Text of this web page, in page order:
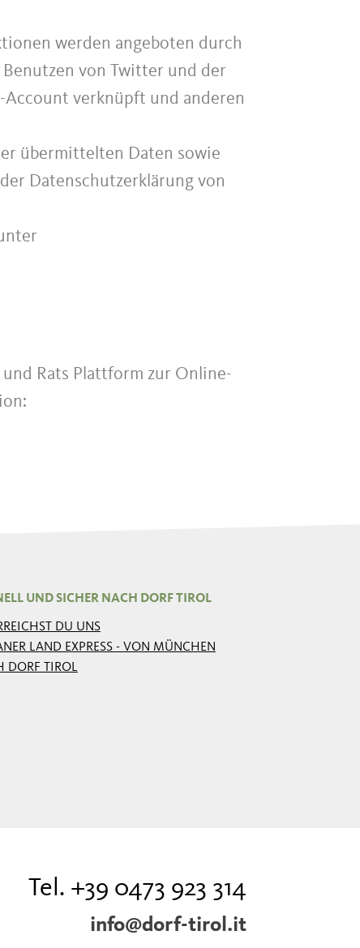
werden angeboten durch
Benutzen von Twitter und der
Account verknüpft und anderen
übermittelten Daten sowie
Datenschutzerklärung von
Rats Plattform zur Online-
UND SICHER NACH DORF TIROL
DU UNS
LAND EXPRESS - VON MÜNCHEN
DORF TIROL
Tel. +39 0473 923 314
info@dorf-tirol.it